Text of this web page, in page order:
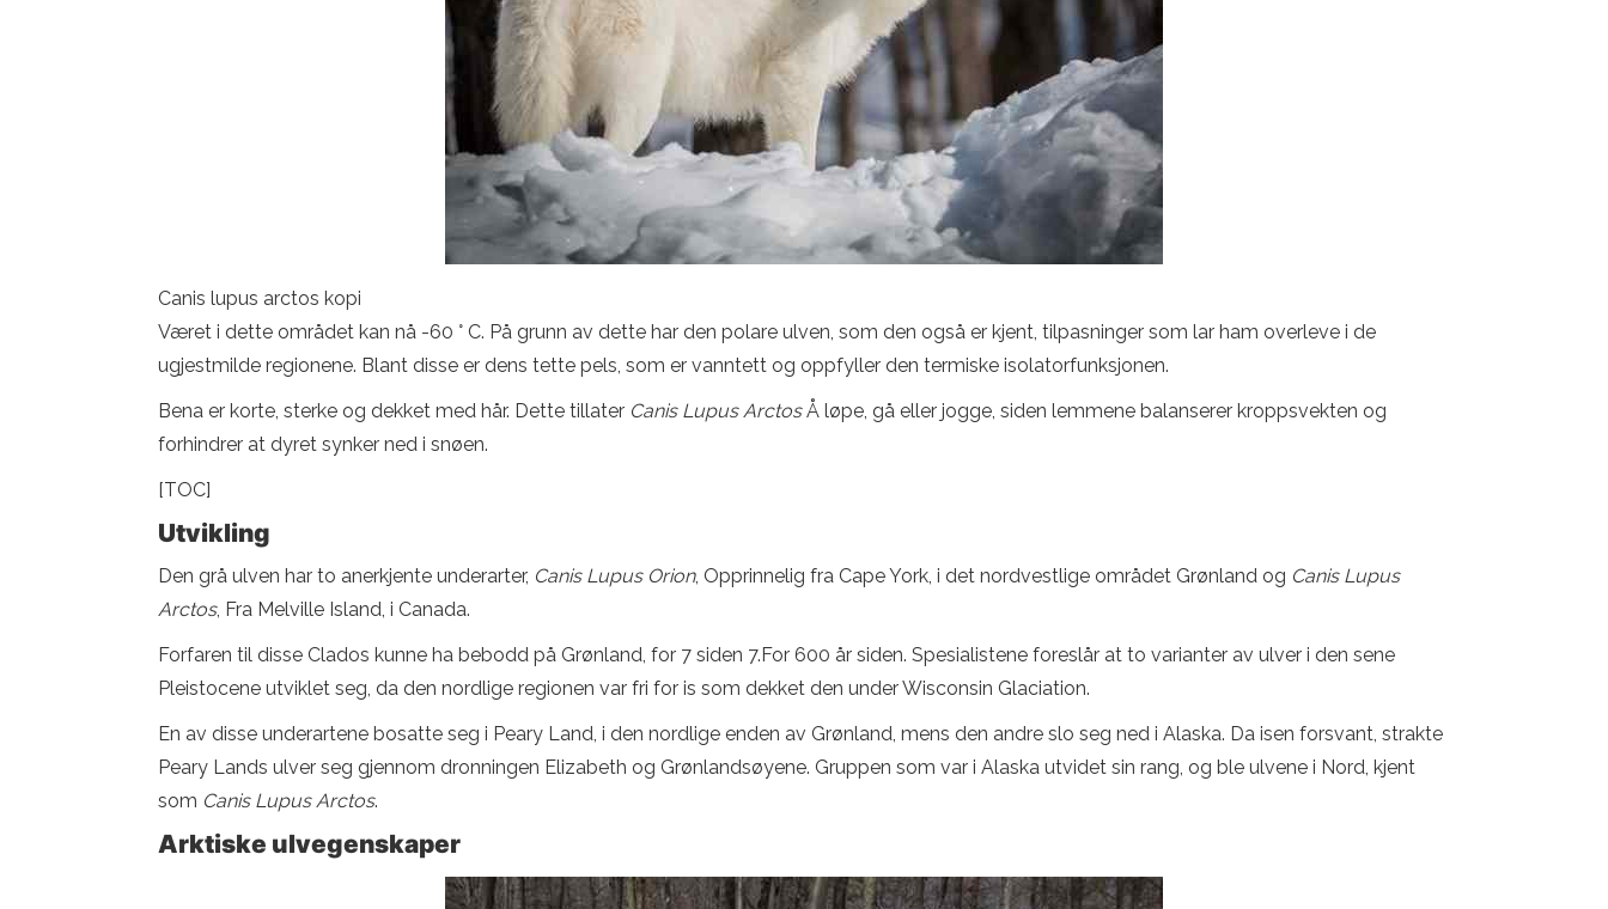
Canis lupus arctos kopi
Været i dette området kan nå -60 ° C. På grunn av dette har den polare ulven, som den også er kjent, tilpasninger som lar ham overleve i de
ugjestmilde regionene. Blant disse er dens tette pels, som er vanntett og oppfyller den termiske isolatorfunksjonen.
Bena er korte, sterke og dekket med hår. Dette tillater Canis Lupus ArctosÅ løpe, gå eller jogge, siden lemmene balanserer kroppsvekten og
forhindrer at dyret synker ned i snøen.
[TOC]
Utvikling
Den grå ulven har to anerkjente underarter, Canis Lupus Orion, Opprinnelig fra Cape York, i det nordvestlige området Grønland og Canis Lupus
Arctos, Fra Melville Island, i Canada.
Forfaren til disse Clados kunne ha bebodd på Grønland, for 7 siden 7.For 600 år siden. Spesialistene foreslår at to varianter av ulver i den sene
Pleistocene utviklet seg, da den nordlige regionen var fri for is som dekket den under Wisconsin Glaciation.
En av disse underartene bosatte seg i Peary Land, i den nordlige enden av Grønland, mens den andre slo seg ned i Alaska. Da isen forsvant, strakte
Peary Lands ulver seg gjennom dronningen Elizabeth og Grønlandsøyene. Gruppen som var i Alaska utvidet sin rang, og ble ulvene i Nord, kjent
som Canis Lupus Arctos.
Arktiske ulvegenskaper